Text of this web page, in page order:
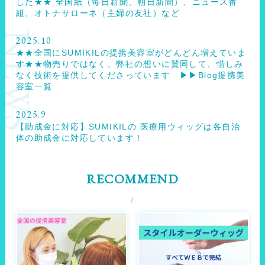
組、オトナサローネ（主婦の友社）など
2025.10
★★全国にSUMIKILの提携美容室がどんどん増えていま
す★★物売りではなく、弊社の想いに賛同して、惜しみ
なく技術を提供してくださっています ▶▶Blog提携美
容室一覧
2025.9
【助成金に対応】SUMIKILの 医療用ウィッグは各自治
体の助成金に対応しています！
RECOMMEND